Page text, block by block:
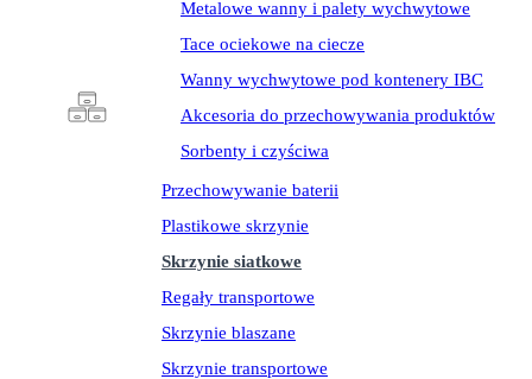
Metalowe wanny i palety wychwytowe
Tace ociekowe na ciecze
Wanny wychwytowe pod kontenery IBC
Akcesoria do przechowywania produktów
Sorbenty i czyściwa
Przechowywanie baterii
Plastikowe skrzynie
Skrzynie siatkowe
Regały transportowe
Skrzynie blaszane
Skrzynie transportowe